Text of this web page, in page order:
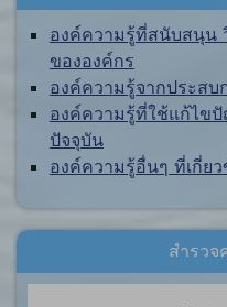
องค์ความรู้ที่สนับสนุน
ขององค์กร
องค์ความรู้จากประส
องค์ความรู้ที่ใช้แก้ไข
ปัจจุบัน
องค์ความรู้อื่นๆ ที่เกี่ย
สำรวจ